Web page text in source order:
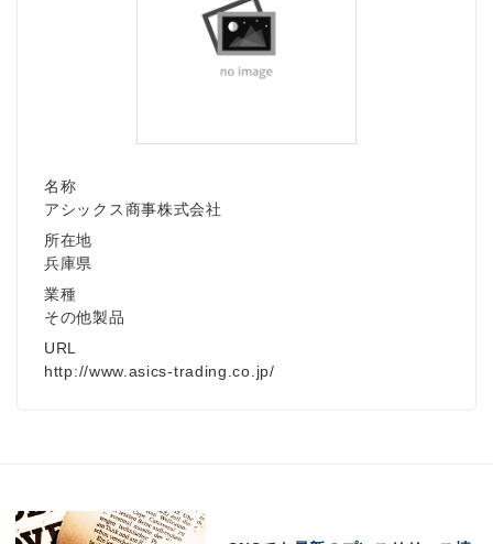
名称
アシックス商事株式会社
所在地
兵庫県
業種
その他製品
URL
http://www.asics-trading.co.jp/